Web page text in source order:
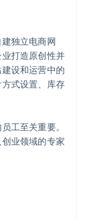
独立电商网
打造原创性并
设和运营中的
式设置、库存
工至关重要。
业领域的专家